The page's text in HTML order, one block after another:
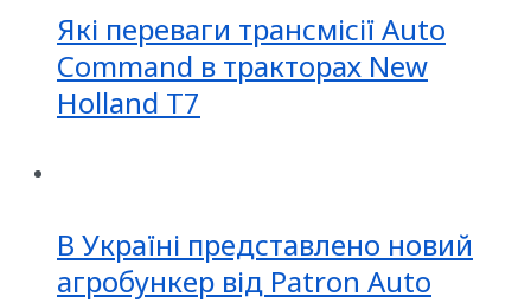
Які переваги трансмісії Auto
Command в тракторах New
Holland T7
В Україні представлено новий
агробункер від Patron Auto